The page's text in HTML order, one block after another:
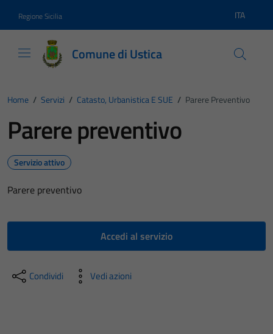
Regione Sicilia Lingua
ITA
Comune di Ustica
Home / Servizi / Catasto, Urbanistica E SUE / Parere Preventivo
Parere preventivo
Servizio attivo
Parere preventivo
Accedi al servizio
Condividi Vedi azioni